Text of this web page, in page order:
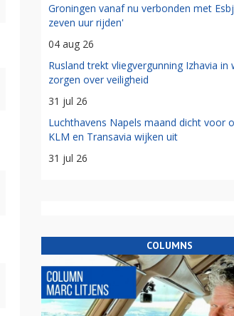
Groningen vanaf nu verbonden met
zeven uur rijden'
04 aug 26
Rusland trekt vliegvergunning Izhavia in
zorgen over veiligheid
31 jul 26
Luchthavens Napels maand dicht voor
KLM en Transavia wijken uit
31 jul 26
COLUMNS